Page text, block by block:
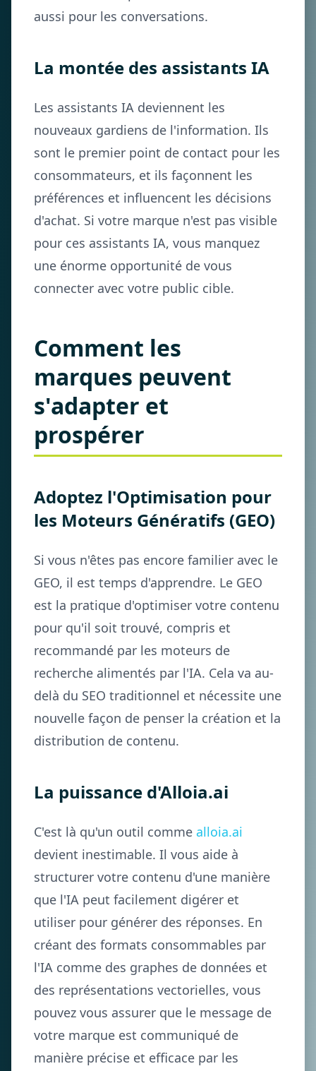
aussi pour les conversations.
La montée des assistants IA
Les assistants IA deviennent les
nouveaux gardiens de l'information. Ils
sont le premier point de contact pour les
consommateurs, et ils façonnent les
préférences et influencent les décisions
d'achat. Si votre marque n'est pas visible
pour ces assistants IA, vous manquez
une énorme opportunité de vous
connecter avec votre public cible.
Comment les
marques peuvent
s'adapter et
prospérer
Adoptez l'Optimisation pour
les Moteurs Génératifs (GEO)
Si vous n'êtes pas encore familier avec le
GEO, il est temps d'apprendre. Le GEO
est la pratique d'optimiser votre contenu
pour qu'il soit trouvé, compris et
recommandé par les moteurs de
recherche alimentés par l'IA. Cela va au-
delà du SEO traditionnel et nécessite une
nouvelle façon de penser la création et la
distribution de contenu.
La puissance d'Alloia.ai
C'est là qu'un outil comme alloia.ai
devient inestimable. Il vous aide à
structurer votre contenu d'une manière
que l'IA peut facilement digérer et
utiliser pour générer des réponses. En
créant des formats consommables par
l'IA comme des graphes de données et
des représentations vectorielles, vous
pouvez vous assurer que le message de
votre marque est communiqué de
manière précise et efficace par les